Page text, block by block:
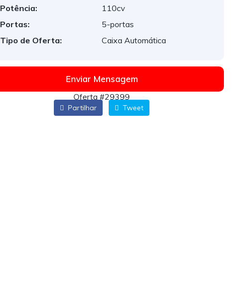
Potência:
110cv
Portas:
5-portas
Tipo de Oferta:
Caixa Automática
Enviar Mensagem
Oferta #29399
Partilhar Tweet